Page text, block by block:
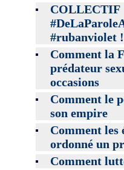
COLLECTIF
#rubanviolet !
Comment la
prédateur
occasions
Comment le
son empire
Comment les
ordonné un
Comment